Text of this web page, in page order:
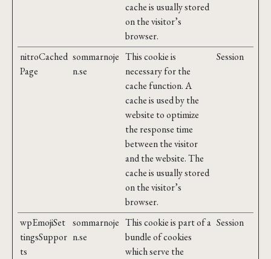
cache is usually stored
on the visitor’s
browser.
nitroCached
Page
sommarnoje
n.se
This cookie is
necessary for the
cache function. A
cache is used by the
website to optimize
the response time
between the visitor
and the website. The
cache is usually stored
on the visitor’s
browser.
Session
wpEmojiSet
tingsSuppor
ts
sommarnoje
n.se
This cookie is part of a
bundle of cookies
which serve the
Session